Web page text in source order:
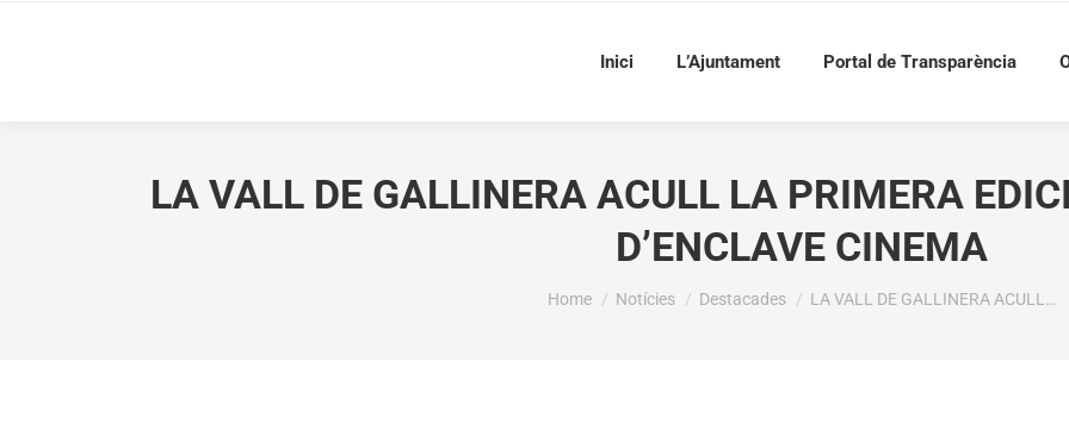
Inici L’Ajuntament Portal de Transparència
LA VALL DE GALLINERA ACULL LA PRIMERA
D’ENCLAVE CINEMA
You are here:
Home Notícies Destacades LA VALL DE GALLINERA ACULL…